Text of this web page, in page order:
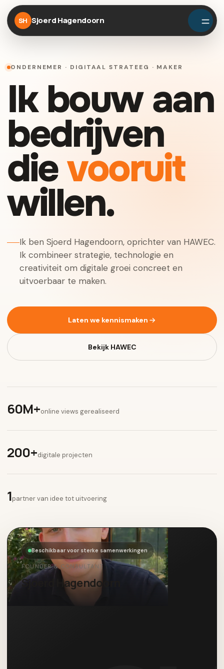
SH Sjoerd Hagendoorn
ONDERNEMER · DIGITAAL STRATEEG · MAKER
Ik bouw aan
bedrijven
dievooruit
willen.
Ik ben Sjoerd Hagendoorn, oprichter van HAWEC.
Ik combineer strategie, technologie en
creativiteit om digitale groei concreet en
uitvoerbaar te maken.
Laten we kennismaken
Bekijk HAWEC
60M+online views gerealiseerd
200+digitale projecten
1partner van idee tot uitvoering
Beschikbaar voor sterke samenwerkingen
FOUNDER & CONSULTANT
Sjoerd Hagendoorn